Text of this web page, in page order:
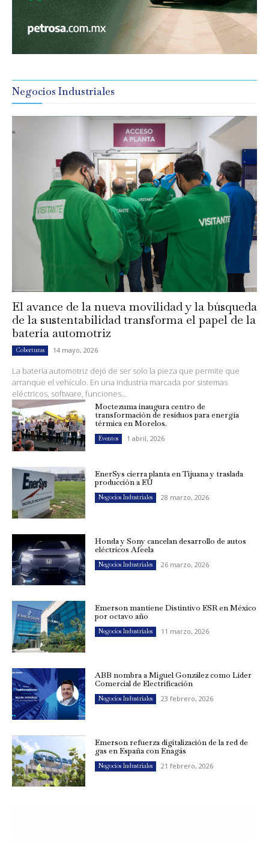
Negocios Industriales
El avance de la nueva movilidad y la búsqueda
de la sustentabilidad transforma el papel de la
batería automotriz
Coberturas 14 mayo, 2026
La batería automotriz dejó de ser solo la pieza que permite que
arranque el vehículo. En una industria marcada por sistemas
eléctricos, software, funciones...
Moctezuma inaugura centro de
transformación de residuos para energía
térmica en Morelos.
Eventos 1 abril, 2026
EnerSys cierra planta en Tijuana y traslada
producción a EU
Negocios Industriales 28 marzo, 2026
Honda y Sony cancelan desarrollo de autos
eléctricos Afeela
Negocios Industriales 26 marzo, 2026
Emerson mantiene Distintivo ESR en México
por octavo año
Negocios Industriales 11 marzo, 2026
ABB nombra a Miguel González como Líder
Comercial de Electrificación
Negocios Industriales 23 febrero, 2026
Emerson refuerza digitalización de la red de
gas en España con Enagás
Negocios Industriales 21 febrero, 2026